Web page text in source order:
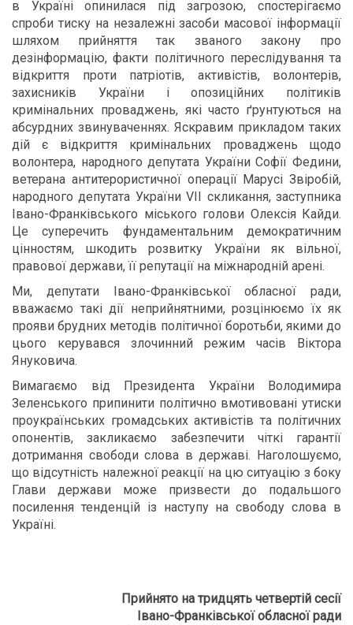
в Україні опинилася під загрозою, спостерігаємо
спроби тиску на незалежні засоби масової інформації
шляхом прийняття так званого закону про
дезінформацію, факти політичного переслідування та
відкриття проти патріотів, активістів, волонтерів,
захисників України і опозиційних політиків
кримінальних проваджень, які часто ґрунтуються на
абсурдних звинуваченнях. Яскравим прикладом таких
дій є відкриття кримінальних проваджень щодо
волонтера, народного депутата України Софії Федини,
ветерана антитерористичної операції Марусі Звіробій,
народного депутата України VII скликання, заступника
Івано-Франківського міського голови Олексія Кайди.
Це суперечить фундаментальним демократичним
цінностям, шкодить розвитку України як вільної,
правової держави, її репутації на міжнародній арені.
Ми, депутати Івано-Франківської обласної ради,
вважаємо такі дії неприйнятними, розцінюємо їх як
прояви брудних методів політичної боротьби, якими до
цього керувався злочинний режим часів Віктора
Януковича.
Вимагаємо від Президента України Володимира
Зеленського припинити політично вмотивовані утиски
проукраїнських громадських активістів та політичних
опонентів, закликаємо забезпечити чіткі гарантії
дотримання свободи слова в державі. Наголошуємо,
що відсутність належної реакції на цю ситуацію з боку
Глави держави може призвести до подальшого
посилення тенденцій із наступу на свободу слова в
Україні.
Прийнято на тридцять четвертій сесії
Івано-Франківської обласної ради